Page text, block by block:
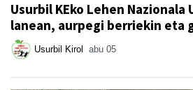
Usurbil KEko Lehen
lanean, aurpegi berriekin eta
Usurbil Kirol abu 05